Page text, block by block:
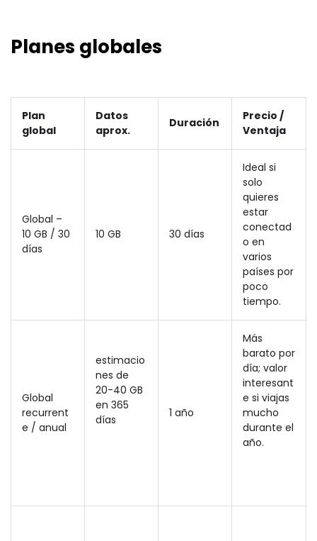
Planes globales
Plan
global
Datos
aprox.
Duración
Precio /
Ventaja
Global –
10 GB / 30
días
10 GB 30 días
Ideal si
solo
quieres
estar
conectad
o en
varios
países por
poco
tiempo.
Global
recurrent
e / anual
estimacio
nes de
20-40 GB
en 365
días
1 año
Más
barato por
día; valor
interesant
e si viajas
mucho
durante el
año.